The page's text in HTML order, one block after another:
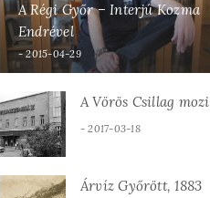
A Régi Győr – Interjú Kozma
Endrével
2015-04-29
A Vörös Csillag mozi
2017-03-18
Árvíz Győrött, 1883